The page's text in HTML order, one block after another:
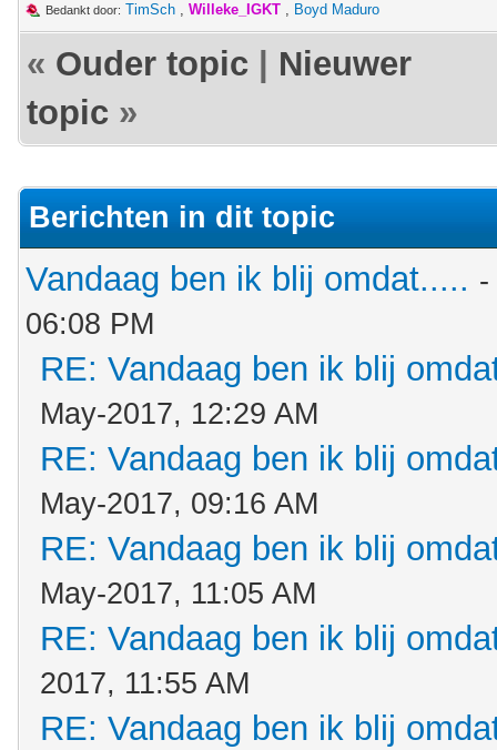
Bedankt door: TimSch , Willeke_IGKT , Boyd Maduro
« Ouder topic
Nieuwer
topic »
Berichten in dit topic
Vandaag ben ik blij omdat.....
06:08 PM
RE: Vandaag ben ik blij
May-2017, 12:29 AM
RE: Vandaag ben ik blij
May-2017, 09:16 AM
RE: Vandaag ben ik blij
May-2017, 11:05 AM
RE: Vandaag ben ik blij
2017, 11:55 AM
RE: Vandaag ben ik blij